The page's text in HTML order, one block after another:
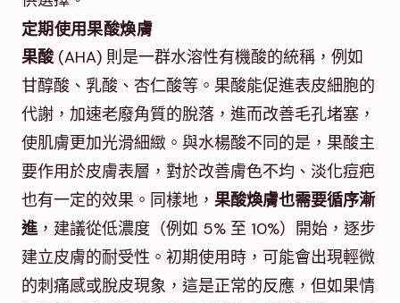
定期使用果酸煥膚
果酸(AHA) 則是一群水溶性有機酸的統稱，例如
甘醇酸、乳酸、杏仁酸等。果酸能促進表皮細胞的
代謝，加速老廢角質的脫落，進而改善毛孔堵塞，
使肌膚更加光滑細緻。與水楊酸不同的是，果酸主
要作用於皮膚表層，對於改善膚色不均、淡化痘疤
也有一定的效果。同樣地， 果酸煥膚也需要循序漸
進，建議從低濃度（例如 5% 至 10%）開始，逐步
建立皮膚的耐受性。初期使用時，可能會出現輕微
的刺痛感或脫皮現象，這是正常的反應，但如果情